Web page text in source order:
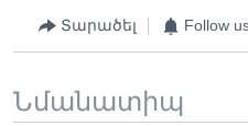
Տարածել Follow
Նմանատիպ